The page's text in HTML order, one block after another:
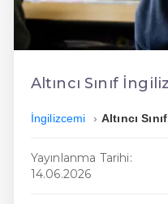
En Kolay İngilizce
En Ucuz İngilizce
En Uygun
Hızlı İngilizce
Altıncı Sınıf
İngilizcemi Altıncı
Yayınlanma Tarihi:
14.06.2026